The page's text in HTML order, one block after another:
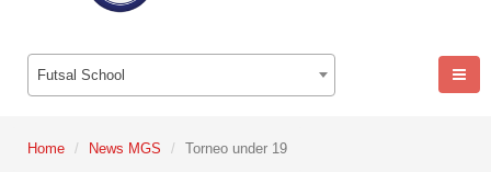
Futsal School
Home News MGS Torneo under 19